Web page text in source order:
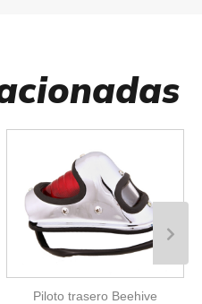
Piloto trasero Beehive